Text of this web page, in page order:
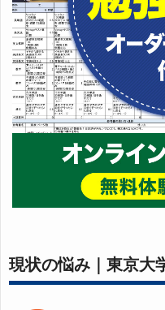
現状の悩み｜東京大